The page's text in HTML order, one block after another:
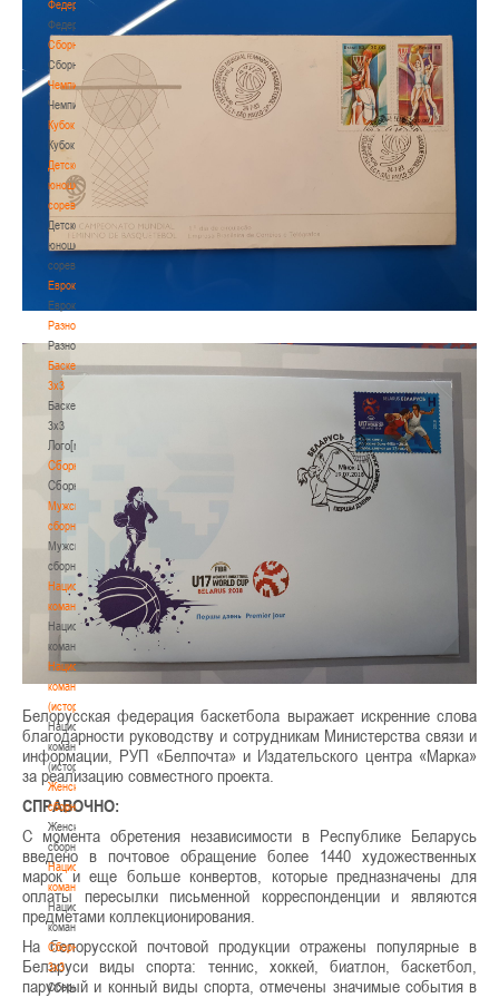
Федерация
Федерация
Сборные
Сборные
Чемпионат
Чемпионат
Кубок
Кубок
Детско-
юношеские
соревнования
Детско-
юношеские
соревнования
Еврокубки
Еврокубки
Разное
Разное
Баскетбол
3х3
Баскетбол
3х3
Лого[modid=121]
Сборные
Сборные
Мужские
сборные
Мужские
сборные
Национальная
команда
Национальная
команда
Национальная
команда
(история)
Национальная
команда
(история)
Женские
сборные
Женские
сборные
Национальная
команда
Национальная
команда
Сборные
3х3
Сборные
Белорусская федерация баскетбола выражает искренние слова
благодарности руководству и сотрудникам Министерства связи и
информации, РУП «Белпочта» и Издательского центра «Марка»
за реализацию совместного проекта.
СПРАВОЧНО:
С момента обретения независимости в Республике Беларусь
введено в почтовое обращение более 1440 художественных
марок и еще больше конвертов, которые предназначены для
оплаты пересылки письменной корреспонденции и являются
предметами коллекционирования.
На белорусской почтовой продукции отражены популярные в
Беларуси виды спорта: теннис, хоккей, биатлон, баскетбол,
парусный и конный виды спорта, отмечены значимые события в